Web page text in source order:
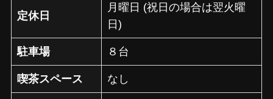
定休日
月曜日 (祝日の場合は翌火曜
日)
駐車場 ８台
喫茶スペース なし